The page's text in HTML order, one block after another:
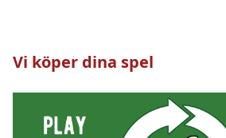
Vi köper dina spel